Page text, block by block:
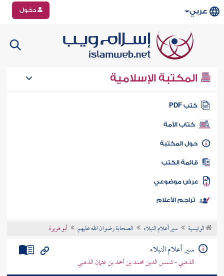
عربي دخول
المكتبة الإسلامية
كتب PDF
كتاب الأمة
المكتبة
الكتب
موضوعي
تراجم الأعلام
الرئيسية سير أعلام النبلاء الصحابة رضوان الله عليهم أبو هريرة
سير أعلام النبلاء
الذهبي - شمس الدين محمد بن أحمد بن عثمان الذهبي